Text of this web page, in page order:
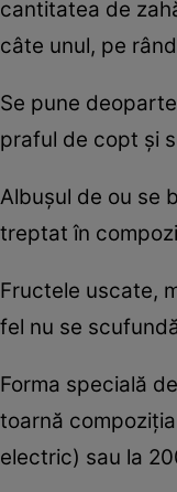
cantitatea de
câte unul, pe
Se pune
praful de copt şi
Albușul de ou se
treptat în
Fructele uscate,
fel nu se
Forma specială
toarnă
electric) sau la